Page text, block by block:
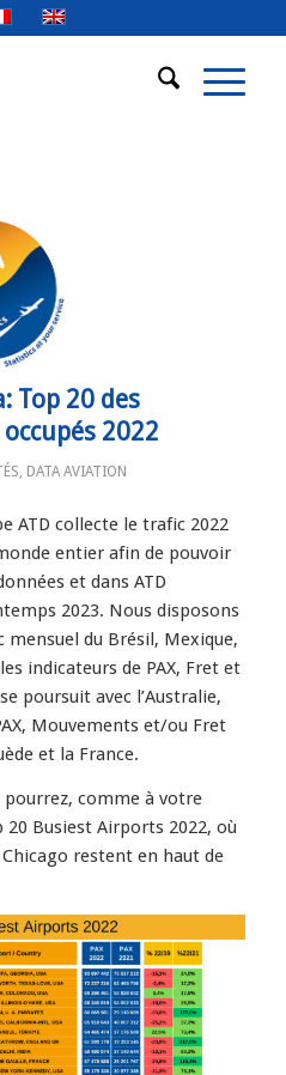
Top 20 des
2022
DATA AVIATION
ATD collecte le trafic 2022
entier afin de pouvoir
et dans ATD
2023. Nous disposons
du Brésil, Mexique,
indicateurs de PAX, Fret et
poursuit avec l’Australie,
Mouvements et/ou Fret
et la France.
pourrez, comme à votre
Busiest Airports 2022, où
restent en haut de